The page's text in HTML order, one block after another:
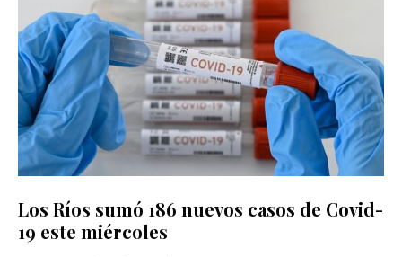
Los Ríos sumó 186 nuevos casos de Covid-
19 este miércoles